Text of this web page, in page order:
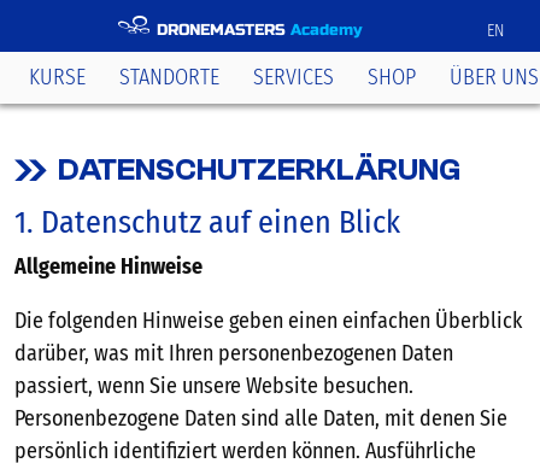
DRONEMASTERS Academy
KURSE STANDORTE SERVICES SHOP ÜBER UNS
EN
DATENSCHUTZERKLÄRUNG
1. Datenschutz auf einen Blick
Allgemeine Hinweise
Die folgenden Hinweise geben einen einfachen Überblick
darüber, was mit Ihren personenbezogenen Daten
passiert, wenn Sie unsere Website besuchen.
Personenbezogene Daten sind alle Daten, mit denen Sie
persönlich identifiziert werden können. Ausführliche